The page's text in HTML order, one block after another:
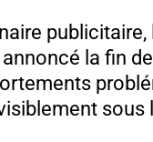
annoncé la fin